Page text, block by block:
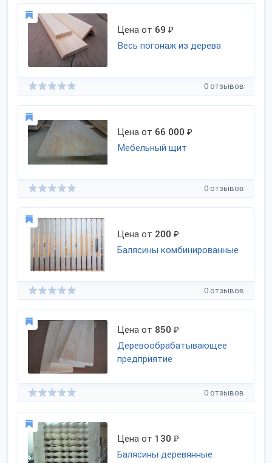
Цена от 69 ₽
Весь погонаж из дерева
0 отзывов
Цена от 66 000 ₽
Мебельный щит
0 отзывов
Цена от 200 ₽
Балясины комбинированные
0 отзывов
Цена от 850 ₽
Деревообрабатывающее
предприятие
0 отзывов
Цена от 130 ₽
Балясины деревянные